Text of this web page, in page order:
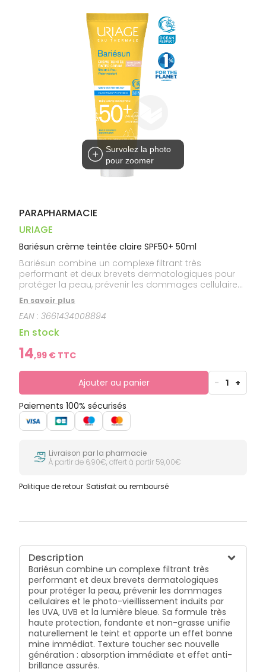
médicaux
APPLICATION
DE SANTÉ
Survolez la photo
pour zoomer
PARAPHARMACIE
URIAGE
Bariésun crème teintée claire SPF50+ 50ml
Bariésun combine un complexe filtrant très
performant et deux brevets dermatologiques pour
protéger la peau, prévenir les dommages cellulaires
et le photo-vieillissement induits par les UVA, UVB et la
lumière bleue. Sa formule très haute protection,
fondante et non-grasse unifie naturellement le teint
et apporte un effet bonne mine immédiat. Texture
toucher sec nouvelle génération : absorption
immédiate et effet anti-brillance assurés.
En savoir plus
EAN :3661434008894
En stock
14,99 € TTC
Ajouter au panier - 1 +
Paiements 100% sécurisés
Livraison par la pharmacie
À partir de 6,90€, offert à partir 59,00€
Politique de retour Satisfait ou remboursé
Description
Bariésun combine un complexe filtrant très
performant et deux brevets dermatologiques
pour protéger la peau, prévenir les dommages
cellulaires et le photo-vieillissement induits par
les UVA, UVB et la lumière bleue. Sa formule très
haute protection, fondante et non-grasse unifie
naturellement le teint et apporte un effet bonne
mine immédiat. Texture toucher sec nouvelle
génération : absorption immédiate et effet anti-
brillance assurés.